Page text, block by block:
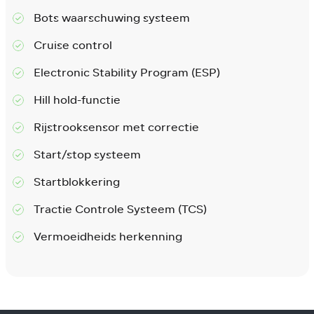
Bots waarschuwing systeem
Cruise control
Electronic Stability Program (ESP)
Hill hold-functie
Rijstrooksensor met correctie
Start/stop systeem
Startblokkering
Tractie Controle Systeem (TCS)
Vermoeidheids herkenning